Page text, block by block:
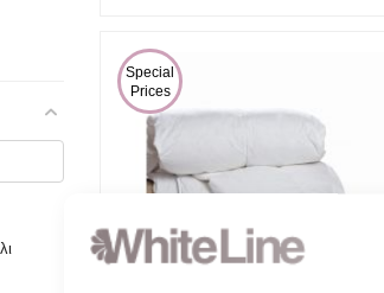
Special
Prices